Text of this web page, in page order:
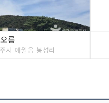
름
시 애월읍 봉성리